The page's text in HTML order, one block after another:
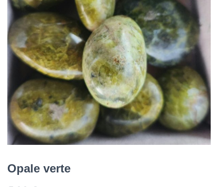
Opale verte